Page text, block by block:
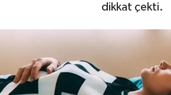
dikkat çekti.